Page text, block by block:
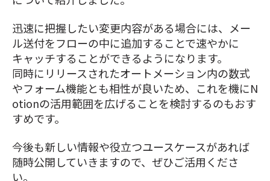
迅速に把握したい変更内容がある場合には、メー
ル送付をフローの中に追加することで速やかに
キャッチすることができるようになります。
同時にリリースされたオートメーション内の数式
やフォーム機能とも相性が良いため、これを機にN
otionの活用範囲を広げることを検討するのもおす
すめです。
今後も新しい情報や役立つユースケースがあれば
随時公開していきますので、ぜひご活用くださ
い。